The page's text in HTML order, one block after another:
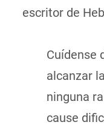
escritor de
Cuídense
alcanzar
ninguna
cause